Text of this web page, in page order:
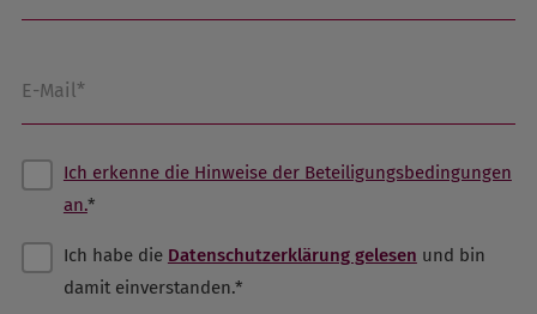
E-Mail*
Ich erkenne die Hinweise der Beteiligungsbedingungen
an.*
Ich habe die Datenschutzerklärung gelesen und bin
damit einverstanden.*